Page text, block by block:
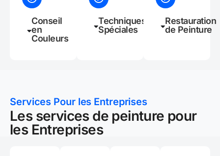
Conseil
en
Couleurs
Techniques
Spéciales
Restauration
de Peinture
Services Pour les Entreprises
Les services de peinture pour
les Entreprises